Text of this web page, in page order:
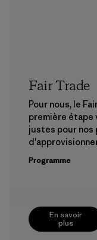
En savoir
plus
Fair Trade
Pour nous, le
première étape
justes pour nos
Programme